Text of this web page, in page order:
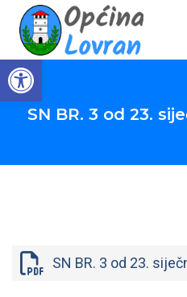
Open toolbar
SN BR. 3 od 23.
SN BR. 3 od 23.